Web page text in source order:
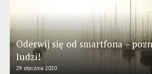
Oderwij się od smartfona –
ludzi!
29 stycznia 2020